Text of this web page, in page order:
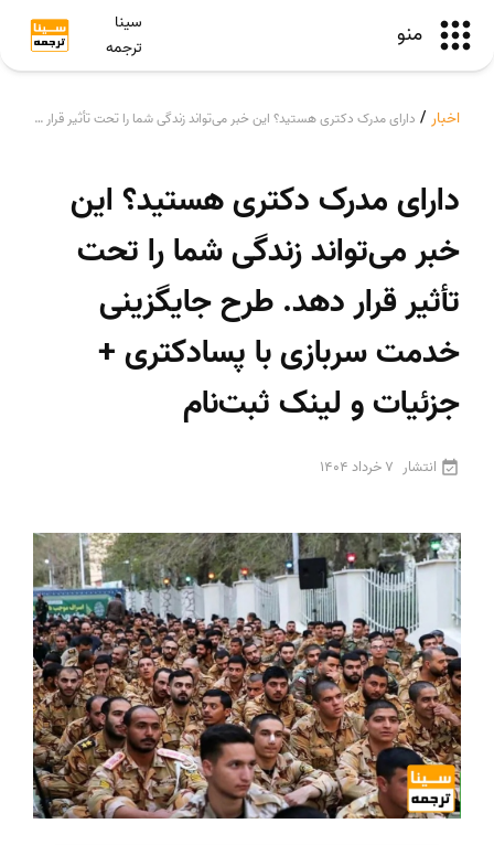
منو
سینا
ترجمه
اخبار / دارای مدرک دکتری هستید؟ این خبر می‌تواند زندگی شما را تحت تأثیر قرار دهد. طرح جایگزینی خدمت سربازی با پسادکتری + جزئیات و لینک ثبت‌نام
دارای مدرک دکتری هستید؟ این
خبر می‌تواند زندگی شما را تحت
تأثیر قرار دهد. طرح جایگزینی
خدمت سربازی با پسادکتری +
جزئیات و لینک ثبت‌نام
انتشار 7 خرداد 1404